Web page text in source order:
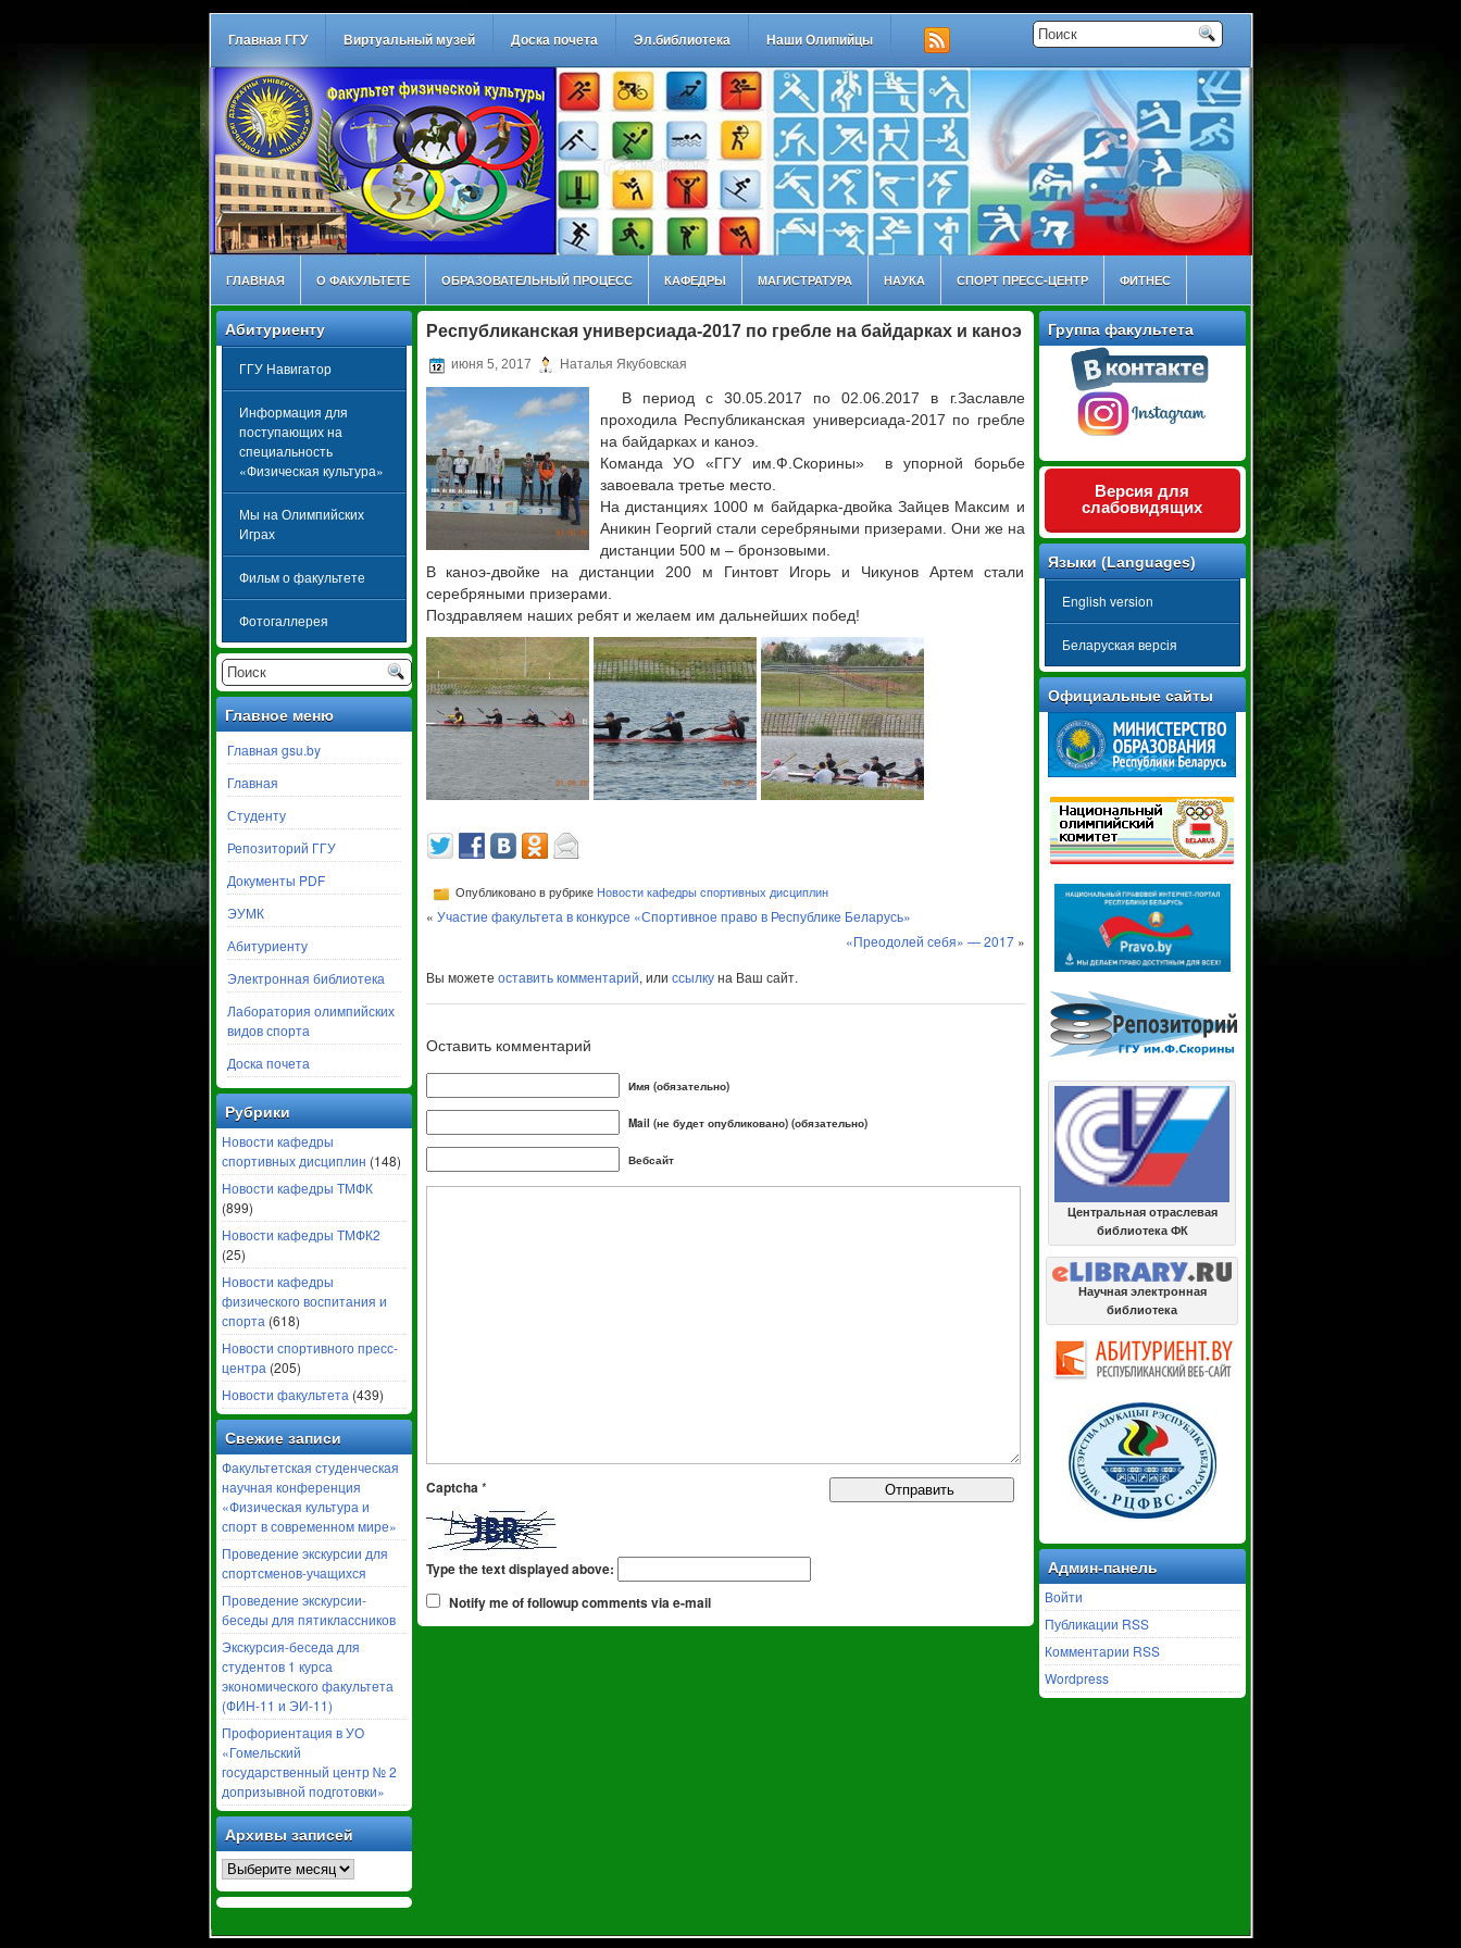
Главная ГГУ Виртуальный музей Доска почета Эл.библиотека Наши Олипийцы
ГЛАВНАЯ О ФАКУЛЬТЕТЕ ОБРАЗОВАТЕЛЬНЫЙ ПРОЦЕСС КАФЕДРЫ МАГИСТРАТУРА НАУКА СПОРТ ПРЕСС-ЦЕНТР ФИТНЕС
Абитуриенту
ГГУ Навигатор
Информация для
поступающих на
специальность
«Физическая культура»
Мы на Олимпийских
Играх
Фильм о факультете
Фотогаллерея
Главное меню
Главная gsu.by
Главная
Студенту
Репозиторий ГГУ
Документы PDF
ЭУМК
Абитуриенту
Электронная библиотека
Лаборатория олимпийских
видов спорта
Доска почета
Рубрики
Новости кафедры
спортивных дисциплин (148)
Новости кафедры ТМФК
(899)
Новости кафедры ТМФК2
(25)
Новости кафедры
физического воспитания и
спорта (618)
Новости спортивного пресс-
центра (205)
Новости факультета (439)
Свежие записи
Факультетская студенческая
научная конференция
«Физическая культура и
спорт в современном мире»
Проведение экскурсии для
спортсменов-учащихся
Проведение экскурсии-
беседы для пятиклассников
Экскурсия-беседа для
студентов 1 курса
экономического факультета
(ФИН-11 и ЭИ-11)
Профориентация в УО
«Гомельский
государственный центр № 2
допризывной подготовки»
Архивы записей
Республиканская универсиада-2017 по гребле на байдарках и каноэ
июня 5, 2017 Наталья Якубовская
В период с 30.05.2017 по 02.06.2017 в г.Заславле
проходила Республиканская универсиада-2017 по гребле
на байдарках и каноэ.
Команда УО «ГГУ им.Ф.Скорины» в упорной борьбе
завоевала третье место.
На дистанциях 1000 м байдарка-двойка Зайцев Максим и
Аникин Георгий стали серебряными призерами. Они же на
дистанции 500 м – бронзовыми.
В каноэ-двойке на дистанции 200 м Гинтовт Игорь и Чикунов Артем стали
серебряными призерами.
Поздравляем наших ребят и желаем им дальнейших побед!
Опубликовано в рубрике Новости кафедры спортивных дисциплин
« Участие факультета в конкурсе «Спортивное право в Республике Беларусь»
«Преодолей себя» — 2017»
Вы можете оставить комментарий, или ссылкуна Ваш сайт.
Оставить комментарий
Имя (обязательно)
Mail (не будет опубликовано) (обязательно)
Вебсайт
Captcha*
Type the text displayed above:
Notify me of followup comments via e-mail
Группа факультета
Версия для
слабовидящих
Языки (Languages)
English version
Беларуская версія
Официальные сайты
Центральная отраслевая
библиотека ФК
Научная электронная
библиотека
Админ-панель
Войти
Публикации RSS
Комментарии RSS
Wordpress